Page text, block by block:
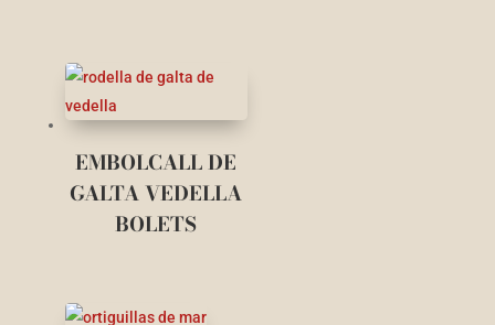
EMBOLCALL DE
GALTA VEDELLA
BOLETS